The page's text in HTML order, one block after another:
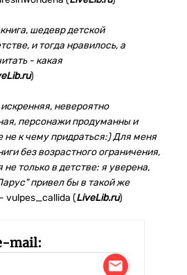
шедевр детской
и тогда нравилось, а
- какая
)
невероятно
персонажи продуманны и
к чему придраться:) Для меня
без возрастного ограничения,
не только в детстве: я уверена,
привел бы в такой же
vulpes_callida (LiveLib.ru)
mail: